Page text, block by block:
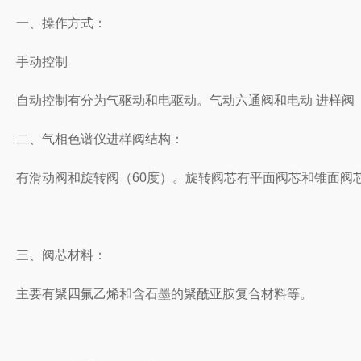
一、操作方式：
手动控制
自动控制 有分为气驱动和电驱动。 气动六通阀和电动 进样阀
二、 气相色谱仪进样阀结构：
有滑动阀和旋转阀（60度）。旋转阀芯有平面阀芯和锥面阀
三、阀芯材料：
主要有聚四氟乙烯和含石墨的聚酰亚胺复合材料等。